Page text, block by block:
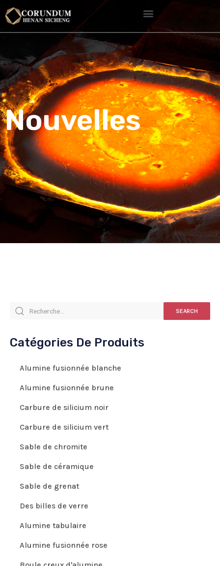
Nouvelles
SEARCH
Catégories De Produits
Alumine fusionnée blanche
Alumine fusionnée brune
Carbure de silicium noir
Carbure de silicium vert
Sable de chromite
Sable de céramique
Sable de grenat
Des billes de verre
Alumine tabulaire
Alumine fusionnée rose